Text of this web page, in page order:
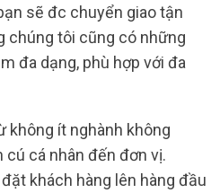
sẽ đc chuyển giao tận
chúng tôi cũng có những
đa dạng, phù hợp với đa
không ít nghành không
cú cá nhân đến đơn vị.
khách hàng lên hàng đầu